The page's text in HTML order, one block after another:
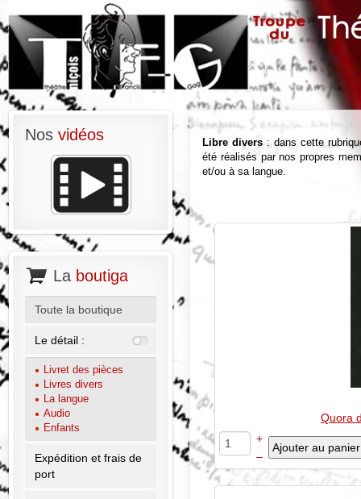
Libre divers : dans cette
été réalisés par nos propres
et/ou à sa langue.
Quora
+
–
Nos vidéos
La boutiga
Toute la boutique
Le détail :
Livret des pièces
Livres divers
La langue
Audio
Enfants
Expédition et frais de
port